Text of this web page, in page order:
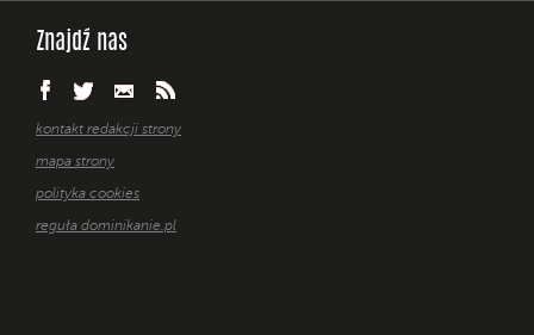
Znajdź nas
kontakt redakcji strony
mapa strony
polityka cookies
reguła dominikanie.pl